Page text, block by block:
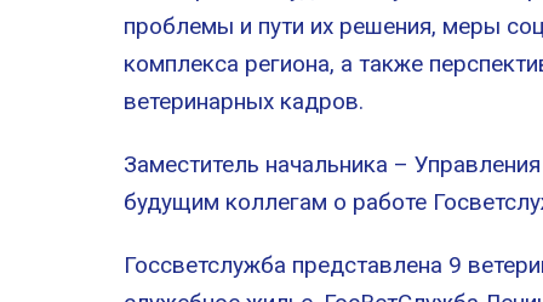
проблемы и пути их решения, меры
комплекса региона, а также
ветеринарных кадров.
Заместитель начальника –
будущим коллегам о работе
Госсветслужба представлена 9